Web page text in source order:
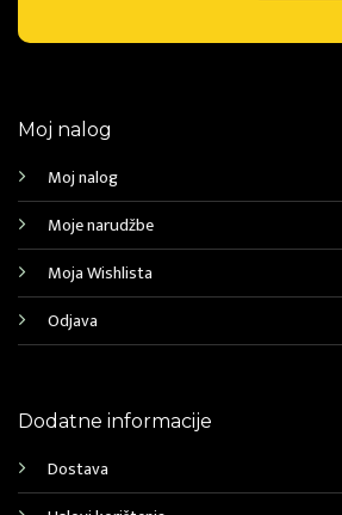
Moj nalog
Moj nalog
Moje narudžbe
Moja Wishlista
Odjava
Dodatne informacije
Dostava